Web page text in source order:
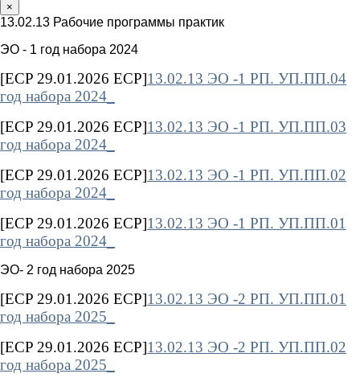
×
13.02.13 Рабочие программы практик
ЭО - 1 год набора 2024
[ECP 29.01.2026 ECP]13.02.13 ЭО -1 РП. УП.ПП.04
год набора 2024_
[ECP 29.01.2026 ECP]13.02.13 ЭО -1 РП. УП.ПП.03
год набора 2024_
[ECP 29.01.2026 ECP]13.02.13 ЭО -1 РП. УП.ПП.02
год набора 2024_
[ECP 29.01.2026 ECP]13.02.13 ЭО -1 РП. УП.ПП.01
год набора 2024_
ЭО- 2 год набора 2025
[ECP 29.01.2026 ECP]13.02.13 ЭО -2 РП. УП.ПП.01
год набора 2025_
[ECP 29.01.2026 ECP]13.02.13 ЭО -2 РП. УП.ПП.02
год набора 2025_